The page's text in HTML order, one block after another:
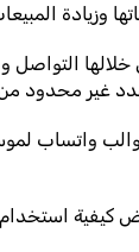
وزيادة
التواصل
واتساب
كيفية